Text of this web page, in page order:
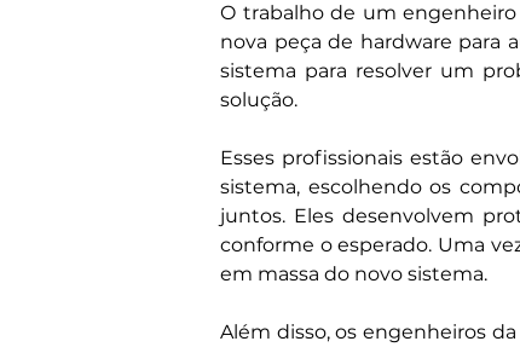
O trabalho de um
nova peça de hardware para
sistema para resolver um
solução.
Esses profissionais estão
sistema, escolhendo os
juntos. Eles desenvolvem
conforme o esperado. Uma
em massa do novo sistema.
Além disso, os engenheiros